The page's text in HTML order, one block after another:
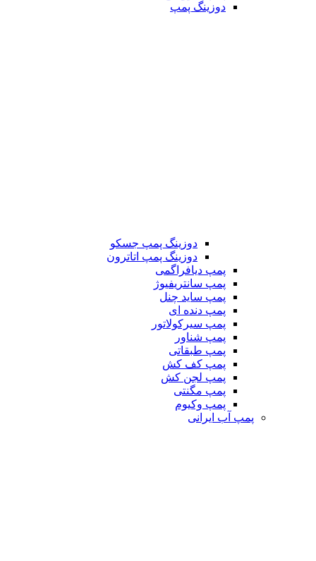
دوزینگ پمپ
دوزینگ پمپ جسکو
دوزینگ پمپ اتاترون
پمپ دیافراگمی
پمپ سانتریفیوژ
پمپ ساید چنل
پمپ دنده ای
پمپ سیرکولاتور
پمپ شناور
پمپ طبقاتی
پمپ کف کش
پمپ لجن کش
پمپ مگنتی
پمپ وکیوم
پمپ آب ایرانی